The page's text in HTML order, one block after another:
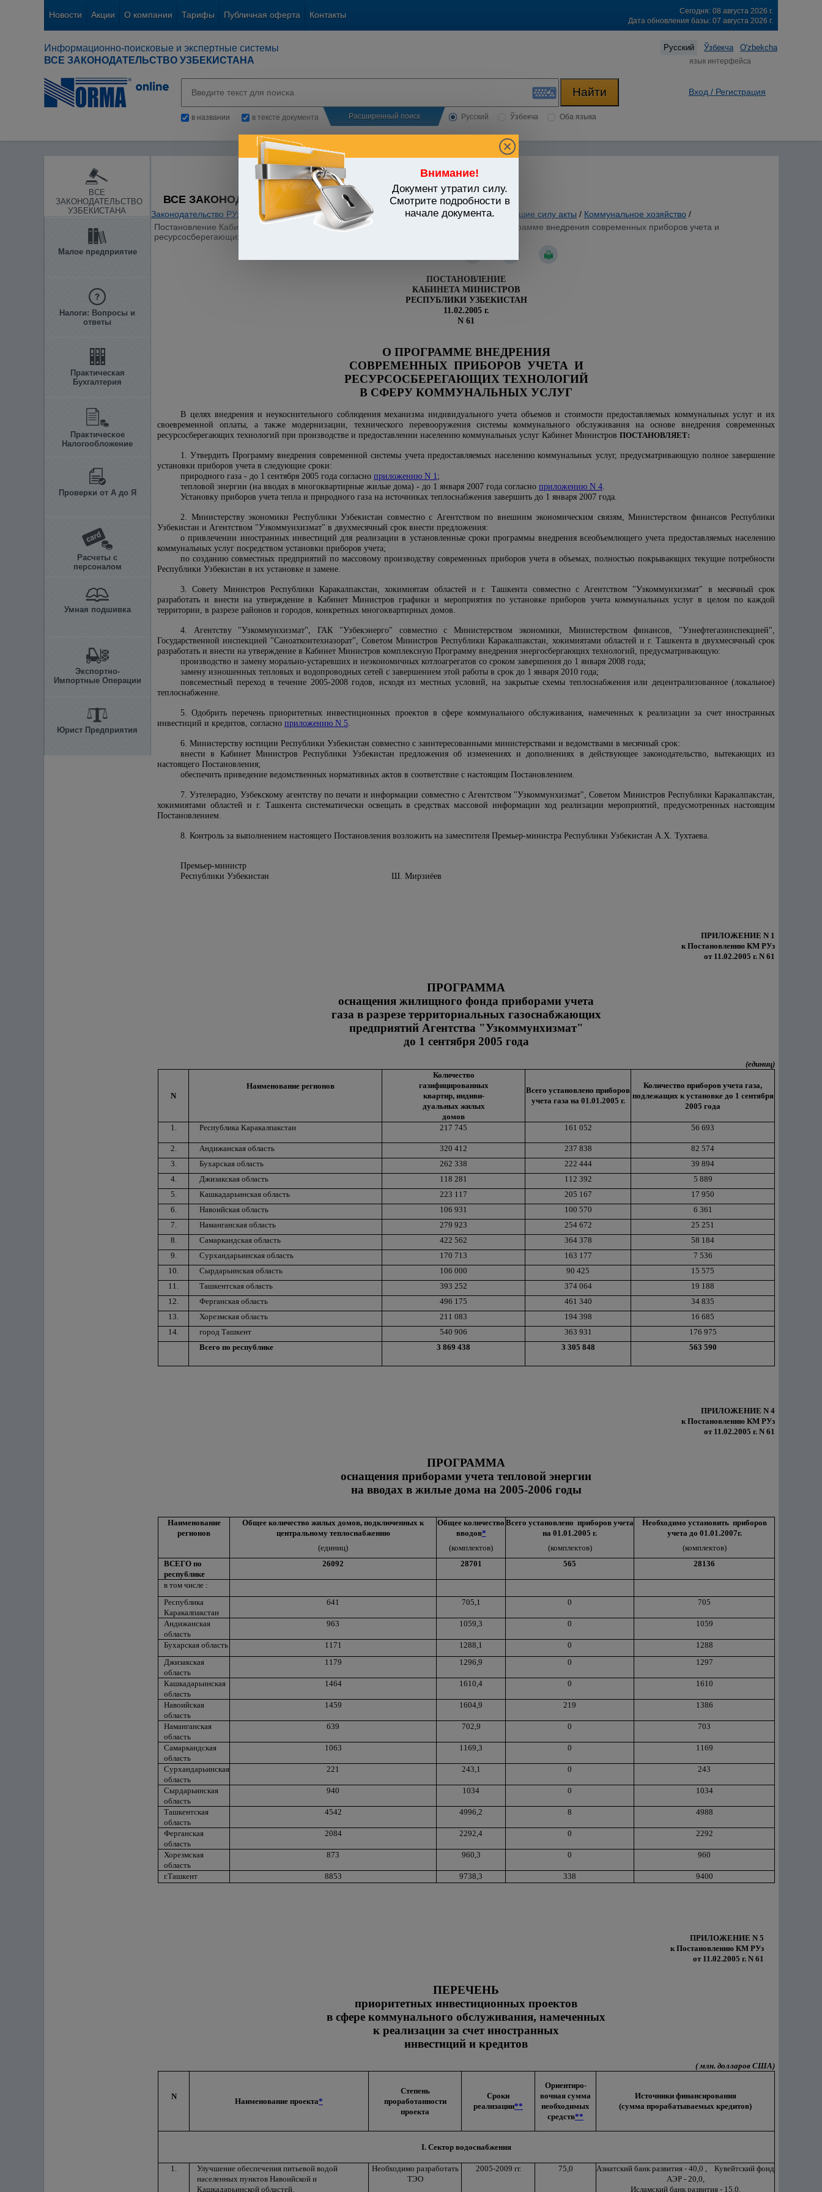
Новости Акции О компании Тарифы Публичная оферта Контакты
Сегодня: 08 августа 2026 г.
Дата обновления базы: 07 августа 2026 г.
Информационно-поисковые и экспертные системы
ВСЕ ЗАКОНОДАТЕЛЬСТВО УЗБЕКИСТАНА
Русский Ўзбекча O'zbekcha
язык интерфейса
в названии в тексте документа Расширенный поиск Русский Ўзбекча Оба языка
Вход / Регистрация
ВСЕ
ЗАКОНОДАТЕЛЬСТВО
УЗБЕКИСТАНА
Малое предприятие
Налоги: Вопросы и
ответы
Практическая
Бухгалтерия
Практическое
Налогообложение
Проверки от А до Я
Расчеты с
персоналом
Умная подшивка
Экспортно-
Импортные Операции
Юрист Предприятия
Внимание!
Документ утратил силу.
Смотрите подробности в
начале документа.
ВСЕ ЗАКОНОДАТЕЛЬСТВО УЗБЕКИСТАНА
Законодательство РУз Жилые и нежилые помещения. Коммунальное хозяйство / Утратившие силу акты / Коммунальное хозяйство /
Постановление Кабинета Министров Республики Узбекистан от 11.02.2005 г. N 61 "О Программе внедрения современных приборов учета и
ресурсосберегающих технологий в сферу коммунальных услуг"
ПОСТАНОВЛЕНИЕ
КАБИНЕТА МИНИСТРОВ
РЕСПУБЛИКИ УЗБЕКИСТАН
11.02.2005 г.
N 61
О ПРОГРАММЕ ВНЕДРЕНИЯ
СОВРЕМЕННЫХ ПРИБОРОВ УЧЕТА И
РЕСУРСОСБЕРЕГАЮЩИХ ТЕХНОЛОГИЙ
В СФЕРУ КОММУНАЛЬНЫХ УСЛУГ
В целях внедрения и неукоснительного соблюдения механизма индивидуального учета объемов и стоимости предоставляемых коммунальных услуг и их
своевременной оплаты, а также модернизации, технического перевооружения системы коммунального обслуживания на основе внедрения современных
ресурсосберегающих технологий при производстве и предоставлении населению коммунальных услуг Кабинет Министров ПОСТАНОВЛЯЕТ:
1. Утвердить Программу внедрения современной системы учета предоставляемых населению коммунальных услуг, предусматривающую полное завершение
установки приборов учета в следующие сроки:
природного газа - до 1 сентября 2005 года согласно приложению N 1;
тепловой энергии (на вводах в многоквартирные жилые дома) - до 1 января 2007 года согласно приложению N 4.
Установку приборов учета тепла и природного газа на источниках теплоснабжения завершить до 1 января 2007 года.
2. Министерству экономики Республики Узбекистан совместно с Агентством по внешним экономическим связям, Министерством финансов Республики
Узбекистан и Агентством "Узкоммунхизмат" в двухмесячный срок внести предложения:
о привлечении иностранных инвестиций для реализации в установленные сроки программы внедрения всеобъемлющего учета предоставляемых населению
коммунальных услуг посредством установки приборов учета;
по созданию совместных предприятий по массовому производству современных приборов учета в объемах, полностью покрывающих текущие потребности
Республики Узбекистан в их установке и замене.
3. Совету Министров Республики Каракалпакстан, хокимиятам областей и г. Ташкента совместно с Агентством "Узкоммунхизмат" в месячный срок
разработать и внести на утверждение в Кабинет Министров графики и мероприятия по установке приборов учета коммунальных услуг в целом по каждой
территории, в разрезе районов и городов, конкретных многоквартирных домов.
4. Агентству "Узкоммунхизмат", ГАК "Узбекэнерго" совместно с Министерством экономики, Министерством финансов, "Узнефтегазинспекцией",
Государственной инспекцией "Саноатконтехназорат", Советом Министров Республики Каракалпакстан, хокимиятами областей и г. Ташкента в двухмесячный срок
разработать и внести на утверждение в Кабинет Министров комплексную Программу внедрения энергосбергающих технологий, предусматривающую:
производство и замену морально-устаревших и неэкономичных котлоагрегатов со сроком завершения до 1 января 2008 года;
замену изношенных тепловых и водопроводных сетей с завершением этой работы в срок до 1 января 2010 года;
повсеместный переход в течение 2005-2008 годов, исходя из местных условий, на закрытые схемы теплоснабжения или децентрализованное (локальное)
теплоснабжение.
5. Одобрить перечень приоритетных инвестиционных проектов в сфере коммунального обслуживания, намеченных к реализации за счет иностранных
инвестиций и кредитов, согласно приложению N 5.
6. Министерству юстиции Республики Узбекистан совместно с заинтересованными министерствами и ведомствами в месячный срок:
внести в Кабинет Министров Республики Узбекистан предложения об изменениях и дополнениях в действующее законодательство, вытекающих из
настоящего Постановления;
обеспечить приведение ведомственных нормативных актов в соответствие с настоящим Постановлением.
7. Узтелерадио, Узбекскому агентству по печати и информации совместно с Агентством "Узкоммунхизмат", Советом Министров Республики Каракалпакстан,
хокимиятами областей и г. Ташкента систематически освещать в средствах массовой информации ход реализации мероприятий, предусмотренных настоящим
Постановлением.
8. Контроль за выполнением настоящего Постановления возложить на заместителя Премьер-министра Республики Узбекистан А.Х. Тухтаева.
Премьер-министр
Республики Узбекистан Ш. Мирзиёев
ПРИЛОЖЕНИЕ N 1
к Постановлению КМ РУз
от 11.02.2005 г. N 61
ПРОГРАММА
оснащения жилищного фонда приборами учета
газа в разрезе территориальных газоснабжающих
предприятий Агентства "Узкоммунхизмат"
до 1 сентября 2005 года
(единиц)
N
Наименование регионов
Количество
газифицированных
квартир, индиви-
дуальных жилых
домов
Всего установлено приборов
учета газа на 01.01.2005 г.
Количество приборов учета газа,
подлежащих к установке до 1 сентября
2005 года
1. Республика Каракалпакстан 217 745 161 052 56 693
2. Андижанская область 320 412 237 838
82 574
3.
Бухарская область 262 338 222 444
39 894
4.
Джизакская область 118 281 112 392
5 889
5.
Кашкадарьинская область 223 117 205 167
17 950
6.
Навоийская область 106 931 100 570
6 361
7.
Наманганская область 279 923 254 672
25 251
8.
Самаркандская область 422 562 364 378
58 184
9.
Сурхандарьинская область 170 713 163 177
7 536
10.
Сырдарьинская область 106 000 90 425
15 575
11.
Ташкентская область 393 252 374 064
19 188
12.
Ферганская область 496 175 461 340
34 835
13.
Хорезмская область 211 083 194 398
16 685
14.
город Ташкент 540 906 363 931
176 975
Всего по республике
3 869 438 3 305 848 563 590
ПРИЛОЖЕНИЕ N 4
к Постановлению КМ РУз
от 11.02.2005 г. N 61
ПРОГРАММА
оснащения приборами учета тепловой энергии
на вводах в жилые дома на 2005-2006 годы
Наименование
регионов
Общее количество жилых домов, подключенных к
центральному теплоснабжению
Общее количество
вводов*
Всего установлено приборов учета
на 01.01.2005 г.
Необходимо установить приборов
учета до 01.01.2007г.
(единиц)
(комплектов) (комплектов)
(комплектов)
ВСЕГО по
республике
26092 28701 565 28136
в том числе :
Республика
Каракалпакстан
641 705,1 0 705
Андижанская
область
963 1059,3 0 1059
Бухарская область 1171 1288,1 0
1288
Джизакская
область
1179 1296,9 0 1297
Кашкадарьинская
область
1464 1610,4 0 1610
Навоийская
область
1459 1604,9 219 1386
Наманганская
область
639 702,9 0 703
Самаркандская
область
1063 1169,3 0 1169
Сурхандарьинская
область
221 243,1 0 243
Сырдарьинская
область
940 1034 0 1034
Ташкентская
область
4542 4996,2 8 4988
Ферганская
область
2084 2292,4 0 2292
Хорезмская
область
873 960,3 0 960
г.Ташкент 8853 9738,3 338 9400
ПРИЛОЖЕНИЕ N 5
к Постановлению КМ РУз
от 11.02.2005 г. N 61
ПЕРЕЧЕНЬ
приоритетных инвестиционных проектов
в сфере коммунального обслуживания, намеченных
к реализации за счет иностранных
инвестиций и кредитов
( млн. долларов США)
N
Наименование проекта*
Степень
проработанности
проекта
Сроки
реализации**
Ориентиро-
вочная сумма
необходимых
средств**
Источники финансирования
(сумма прорабатываемых кредитов)
I. Сектор водоснабжения
1.
Улучшение обеспечения питьевой водой
населенных пунктов Навоийской и
Кашкадарьинской областей.
Необходимо разработать
ТЭО
2005-2009 гг. 75,0
Азиатский банк развития - 40,0 , Кувейтский фонд
АЭР - 20,0,
Исламский банк развития - 15,0.